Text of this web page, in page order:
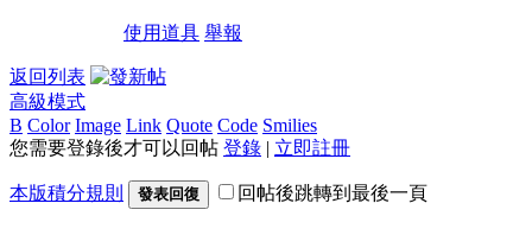
使用道具 舉報
返回列表
高級模式
B Color Image Link Quote Code Smilies
您需要登錄後才可以回帖 登錄 | 立即註冊
本版積分規則 發表回復 回帖後跳轉到最後一頁